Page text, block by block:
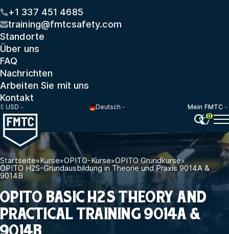
+1 337 451 4685
training@fmtcsafety.com
Standorte
Über uns
FAQ
Nachrichten
Arbeiten Sie mit uns
Kontakt
$ USD Deutsch
Mein FMTC
0
Startseite»Kurse»OPITO-Kurse»OPITO Grundkurse»
OPITO H2S-Grundausbildung in Theorie und Praxis 9014A &
9014B
OPITO BASIC H2S THEORY AND
PRACTICAL TRAINING 9014A &
9014B